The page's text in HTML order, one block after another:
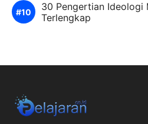
30 Pengertian Ideologi
Terlengkap